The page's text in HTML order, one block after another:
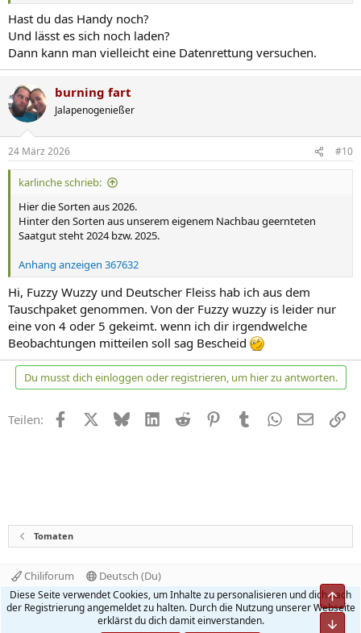
Hast du das Handy noch?
Und lässt es sich noch laden?
Dann kann man vielleicht eine Datenrettung versuchen.
burning fart
Jalapenogenießer
24 März 2026 #10
karlinche schrieb:
Hier die Sorten aus 2026.
Hinter den Sorten aus unserem eigenem Nachbau geernteten
Saatgut steht 2024 bzw. 2025.
Anhang anzeigen 367632
Hi, Fuzzy Wuzzy und Deutscher Fleiss hab ich aus dem
Tauschpaket genommen. Von der Fuzzy wuzzy is leider nur
eine von 4 oder 5 gekeimt. wenn ich dir irgendwelche
Beobachtungen mitteilen soll sag Bescheid
Du musst dich einloggen oder registrieren, um hier zu antworten.
Teilen: Facebook BlueskyLinkedIn
Reddit PinterestTumblr WhatsApp
E-Mail
Tomaten
Chiliforum
Deutsch (Du)
Kontakt
Nutzungsbedingungen
Datenschutz
Hilfe und Impressum
Start
R
S
Diese Seite verwendet Cookies, um Inhalte zu personalisieren und dich nach
der Registrierung angemeldet zu halten. Durch die Nutzung unserer Webseite
erklärst du dich damit einverstanden.